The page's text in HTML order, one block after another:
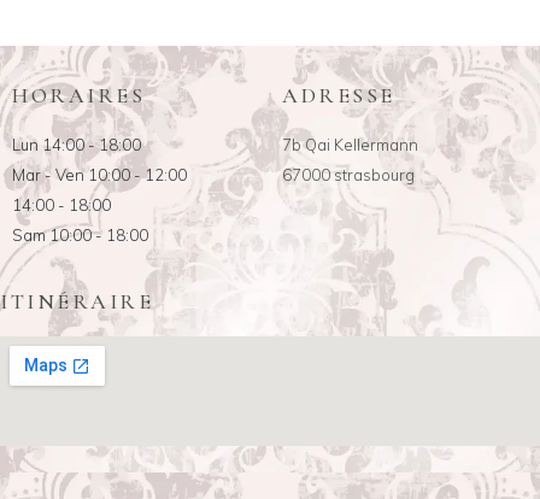
HORAIRES
Lun 14:00 - 18:00
Mar - Ven 10:00 - 12:00
14:00 - 18:00
Sam 10:00 - 18:00
ADRESSE
7b Qai Kellermann
67000 strasbourg
ITINÉRAIRE